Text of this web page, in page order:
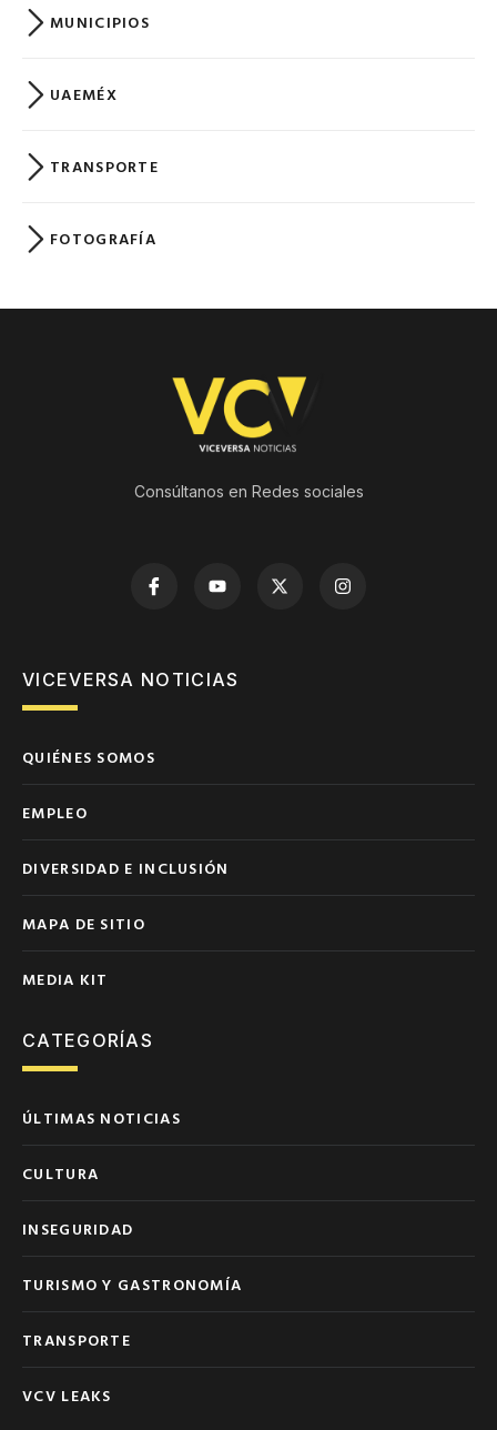
MUNICIPIOS
UAEMÉX
TRANSPORTE
FOTOGRAFÍA
Consúltanos en Redes sociales
VICEVERSA NOTICIAS
QUIÉNES SOMOS
EMPLEO
DIVERSIDAD E INCLUSIÓN
MAPA DE SITIO
MEDIA KIT
CATEGORÍAS
ÚLTIMAS NOTICIAS
CULTURA
INSEGURIDAD
TURISMO Y GASTRONOMÍA
TRANSPORTE
VCV LEAKS